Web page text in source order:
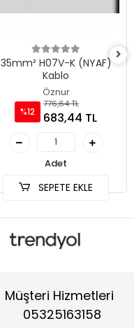
35mm² H07V-K (NYAF)
Kablo
Öznur
%12
776,64 TL
683,44 TL
Adet
SEPETE EKLE
Müşteri Hizmetleri
05325163158